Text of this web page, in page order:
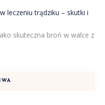
leczeniu trądziku – skutki i
skuteczna broń w walce z